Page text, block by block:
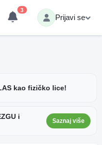
3
Prijavi se
kao fizičko lice!
i
Saznaj više